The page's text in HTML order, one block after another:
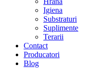
Igiena
Substraturi
Suplimente
Terarii
Contact
Producatori
Blog